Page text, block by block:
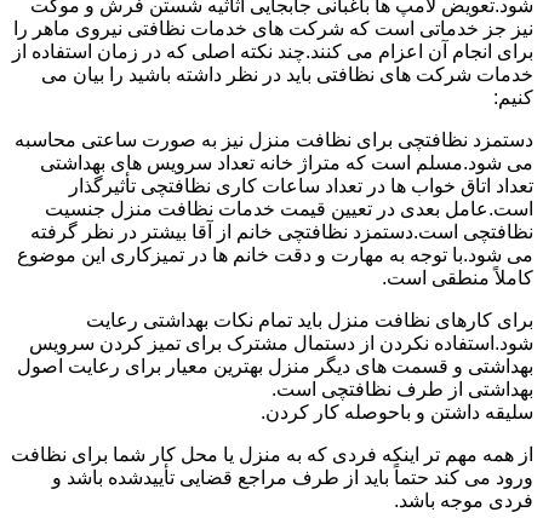
شود.تعویض لامپ ها باغبانی جابجایی اثاثیه شستن فرش و موکت
نیز جز خدماتی است که شرکت های خدمات نظافتی نیروی ماهر را
برای انجام آن اعزام می کنند.چند نکته اصلی که در زمان استفاده از
خدمات شرکت های نظافتی باید در نظر داشته باشید را بیان می
کنیم:
دستمزد نظافتچی برای نظافت منزل نیز به صورت ساعتی محاسبه
می شود.مسلم است که متراژ خانه تعداد سرویس های بهداشتی
تعداد اتاق خواب ها در تعداد ساعات کاری نظافتچی تأثیرگذار
است.عامل بعدی در تعیین قیمت خدمات نظافت منزل جنسیت
نظافتچی است.دستمزد نظافتچی خانم از آقا بیشتر در نظر گرفته
می شود.با توجه به مهارت و دقت خانم ها در تمیزکاری این موضوع
کاملاً منطقی است.
برای کارهای نظافت منزل باید تمام نکات بهداشتی رعایت
شود.استفاده نکردن از دستمال مشترک برای تمیز کردن سرویس
بهداشتی و قسمت های دیگر منزل بهترین معیار برای رعایت اصول
بهداشتی از طرف نظافتچی است.
سلیقه داشتن و باحوصله کار کردن.
از همه مهم تر اینکه فردی که به منزل یا محل کار شما برای نظافت
ورود می کند حتماً باید از طرف مراجع قضایی تأییدشده باشد و
فردی موجه باشد.